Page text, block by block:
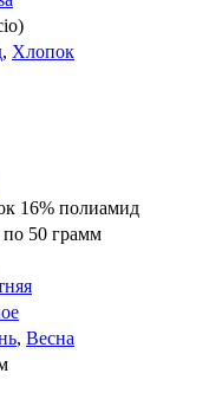
, Хлопок
16% полиамид
по 50 грамм
, Весна